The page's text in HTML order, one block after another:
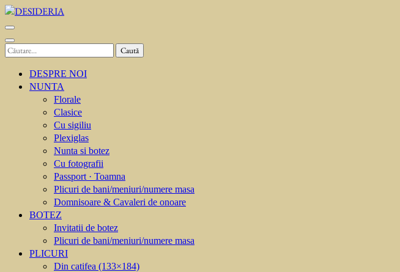
Sari
la
conținut
(apasă
Caută
DESPRE NOI
NUNTA
Florale
Clasice
Cu sigiliu
Plexiglas
Nunta si botez
Cu fotografii
Passport · Toamna
Plicuri de bani/meniuri/numere masa
Domnisoare & Cavaleri de onoare
BOTEZ
Invitatii de botez
Plicuri de bani/meniuri/numere masa
PLICURI
Din catifea (133×184)